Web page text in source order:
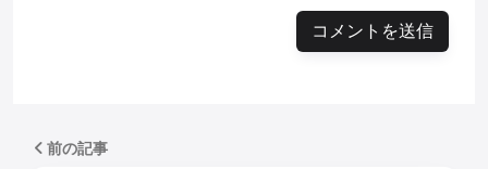
前の記事